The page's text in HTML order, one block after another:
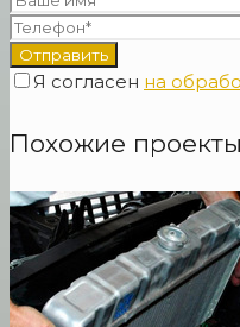
Я согласен на
Похожие проекты